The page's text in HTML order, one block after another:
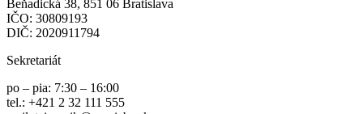
Beňadická 38, 851 06 Bratislava
IČO: 30809193
DIČ: 2020911794
Sekretariát
po – pia: 7:30 – 16:00
tel.: +421 2 32 111 555